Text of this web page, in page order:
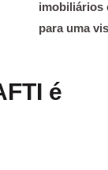
imobiliários
para uma
é